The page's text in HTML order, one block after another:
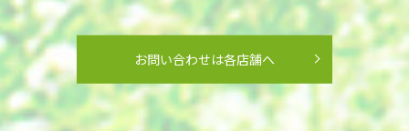
お問い合わせは各店舗へ